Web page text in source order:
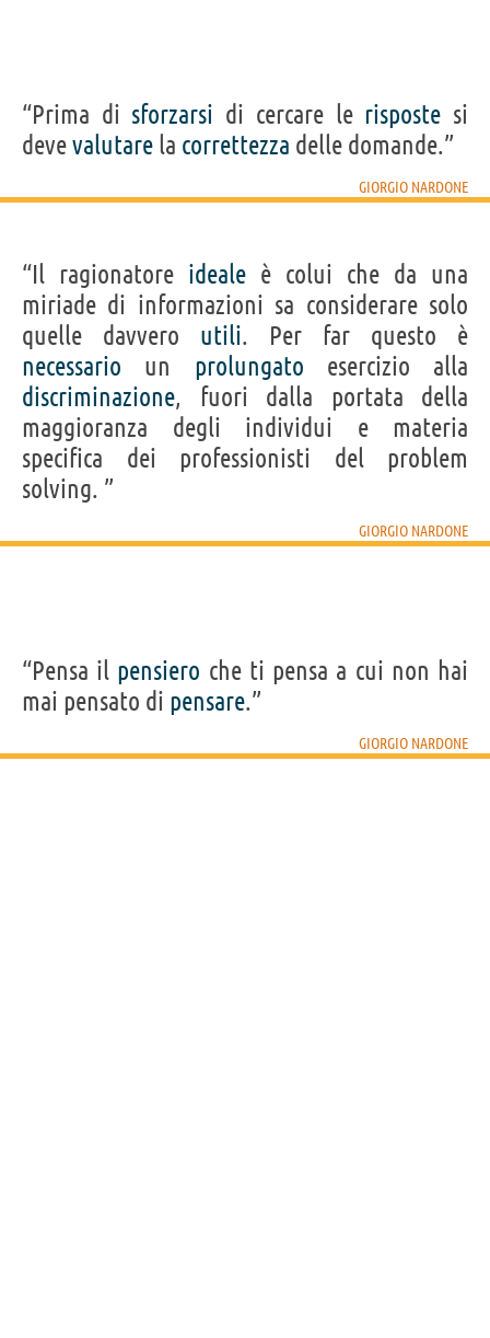
“Prima di sforzarsi di cercare le risposte si
devevalutare la correttezza delle domande.”
GIORGIO NARDONE
“Il ragionatore ideale è colui che da una
miriade di informazioni sa considerare solo
quelle davvero utili. Per far questo è
necessario un prolungato esercizio alla
discriminazione, fuori dalla portata della
maggioranza degli individui e materia
specifica dei professionisti del problem
solving. ”
GIORGIO NARDONE
“Pensa il pensiero che ti pensa a cui non hai
mai pensato di pensare.”
GIORGIO NARDONE